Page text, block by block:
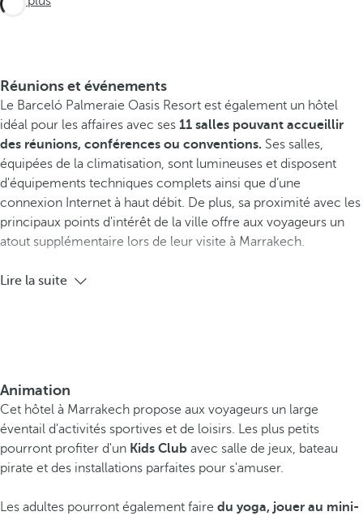
Réunions et événements
Le Barceló Palmeraie Oasis Resort est également un hôtel
idéal pour les affaires avec ses 11 salles pouvant accueillir
des réunions, conférences ou conventions. Ses salles,
équipées de la climatisation, sont lumineuses et disposent
d'équipements techniques complets ainsi que d’une
connexion Internet à haut débit. De plus, sa proximité avec les
principaux points d'intérêt de la ville offre aux voyageurs un
atout supplémentaire lors de leur visite à Marrakech.
Lire la suite
Animation
Cet hôtel à Marrakech propose aux voyageurs un large
éventail d'activités sportives et de loisirs. Les plus petits
pourront profiter d'un Kids Club avec salle de jeux, bateau
pirate et des installations parfaites pour s'amuser.
Les adultes pourront également faire du yoga, jouer au mini-